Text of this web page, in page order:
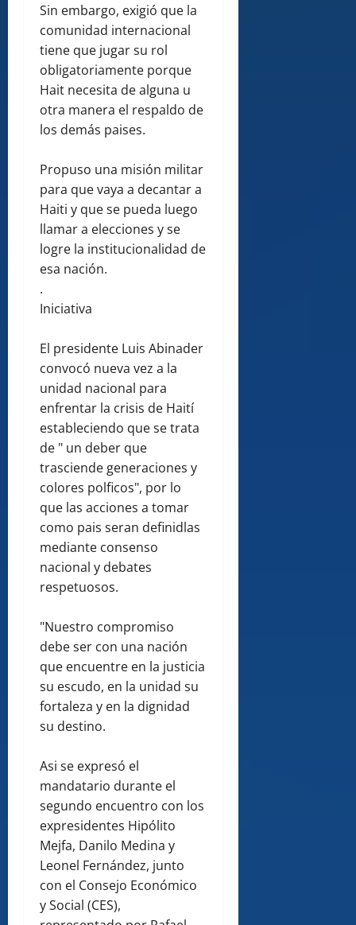
Sin embargo, exigió que la
comunidad internacional
tiene que jugar su rol
obligatoriamente porque
Hait necesita de alguna u
otra manera el respaldo de
los demás paises.
Propuso una misión militar
para que vaya a decantar a
Haiti y que se pueda luego
llamar a elecciones y se
logre la institucionalidad de
esa nación.
.
Iniciativa
El presidente Luis Abinader
convocó nueva vez a la
unidad nacional para
enfrentar la crisis de Haití
estableciendo que se trata
de " un deber que
trasciende generaciones y
colores polficos", por lo
que las acciones a tomar
como pais seran definidlas
mediante consenso
nacional y debates
respetuosos.
"Nuestro compromiso
debe ser con una nación
que encuentre en la justicia
su escudo, en la unidad su
fortaleza y en la dignidad
su destino.
Asi se expresó el
mandatario durante el
segundo encuentro con los
expresidentes Hipólito
Mejfa, Danilo Medina y
Leonel Fernández, junto
con el Consejo Económico
y Social (CES),